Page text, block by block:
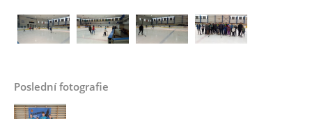
Poslední fotografie